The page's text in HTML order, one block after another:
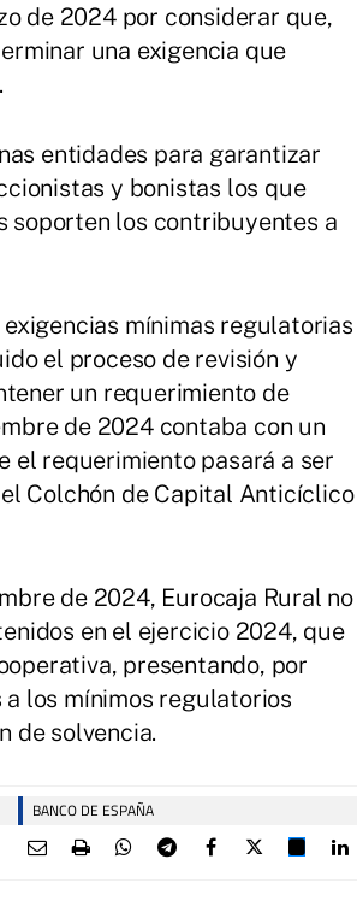
de 2024 por considerar que,
una exigencia que
entidades para garantizar
y bonistas los que
soporten los contribuyentes a
mínimas regulatorias
el proceso de revisión y
un requerimiento de
de 2024 contaba con un
el requerimiento pasará a ser
Colchón de Capital Anticíclico
de 2024, Eurocaja Rural no
en el ejercicio 2024, que
presentando, por
los mínimos regulatorios
de solvencia.
BANCO DE ESPAÑA